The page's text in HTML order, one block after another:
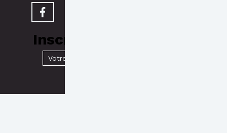
Inscrivez-vous à notre